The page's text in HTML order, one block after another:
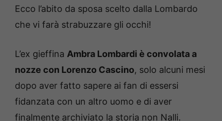
Ecco l’abito da sposa scelto dalla Lombardo
che vi farà strabuzzare gli occhi!
L’ex gieffina Ambra Lombardi è convolata a
nozze con Lorenzo Cascino, solo alcuni mesi
dopo aver fatto sapere ai fan di essersi
fidanzata con un altro uomo e di aver
finalmente archiviato la storia non Nalli.